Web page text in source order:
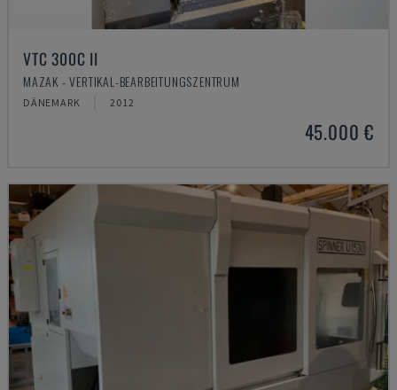
VTC 300C II
MAZAK - VERTIKAL-BEARBEITUNGSZENTRUM
DÄNEMARK 2012
45.000 €